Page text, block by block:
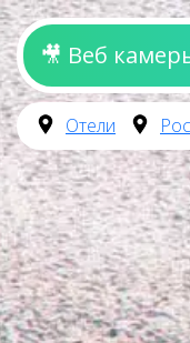
🎥 Веб
Отели